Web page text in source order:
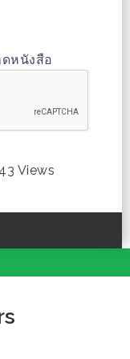
หนังสือ
Views